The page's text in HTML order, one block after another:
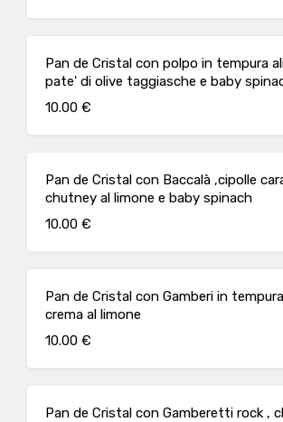
Pan de Cristal con polpo in tempura
pate' di olive taggiasche e baby
10.00 €
Pan de Cristal con Baccalà ,cipolle
chutney al limone e baby spinach
10.00 €
Pan de Cristal con Gamberi in
crema al limone
10.00 €
Pan de Cristal con Gamberetti rock ,